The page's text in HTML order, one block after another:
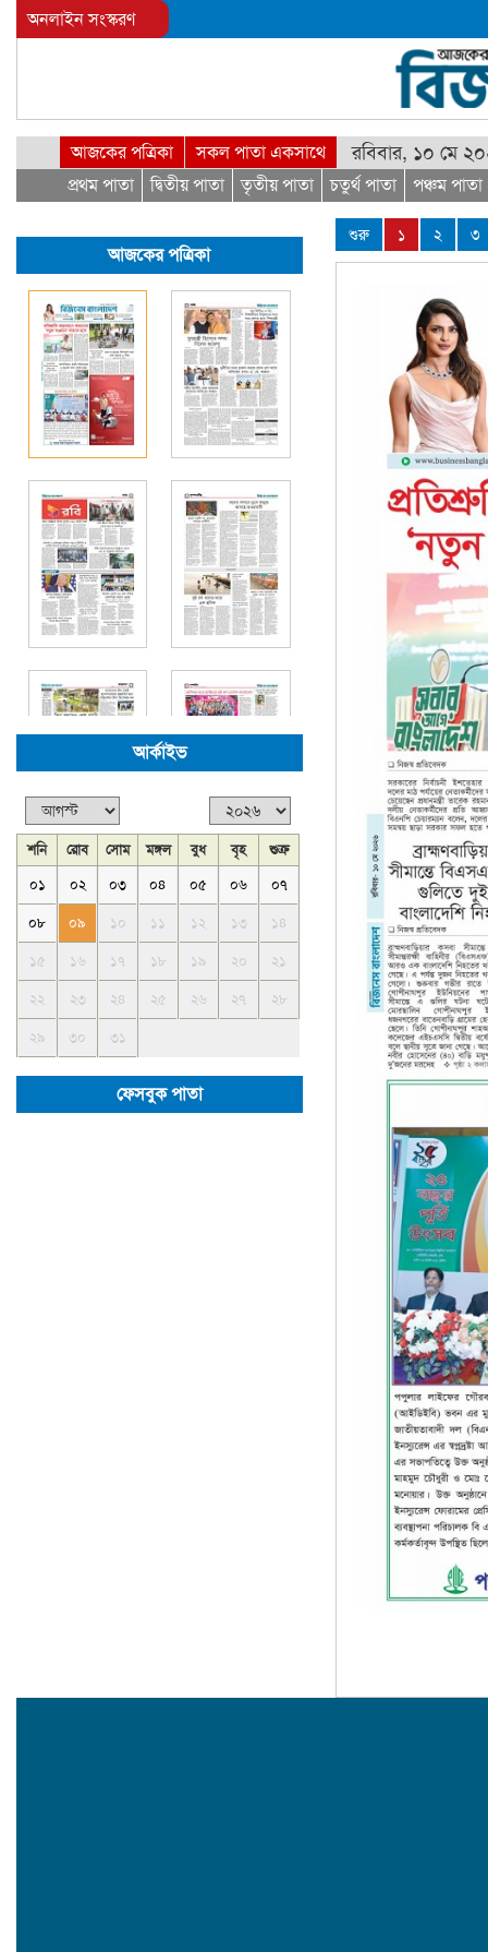
অনলাইন সংস্করণ
আজকের পত্রিকা
প্রথম পাতা
দ্বিতীয় পাতা তৃতীয় পাতা চতুর্থ পাতা পঞ্চম পাতা
সকল পাতা একসাথে রবিবার, ১০ মে
আজকের পত্রিকা
আর্কাইভ
শনি রোব সোম মঙ্গল বুধ বৃহ
শুক্র
০১
০২ ০৩ ০৪ ০৫ ০৬ ০৭
০৮ ০৯ ১০ ১১ ১২ ১৩ ১৪
১৫ ১৬ ১৭ ১৮ ১৯ ২০ ২১
২২ ২৩ ২৪ ২৫ ২৬ ২৭ ২৮
২৯ ৩০ ৩১
ফেসবুক পাতা
শুরু ১ ২ ৩